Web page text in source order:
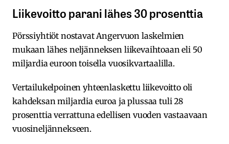
Liikevoitto parani lähes 30 prosenttia
Pörssiyhtiöt nostavat Angervuon laskelmien
mukaan lähes neljänneksen liikevaihtoaan eli 50
miljardia euroon toisella vuosikvartaalilla.
Vertailukelpoinen yhteenlaskettu liikevoitto oli
kahdeksan miljardia euroa ja plussaa tuli 28
prosenttia verrattuna edellisen vuoden vastaavaan
vuosineljännekseen.